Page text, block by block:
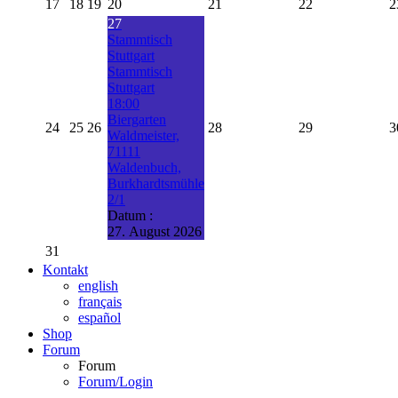
17 18 19 20 21 22
24 25 26
27
Stammtisch
Stuttgart
Stammtisch
Stuttgart
18:00
Biergarten
Waldmeister,
71111
Waldenbuch,
Burkhardtsmühle
2/1
Datum :
27. August 2026
28 29
31
Kontakt
english
français
español
Shop
Forum
Forum
Forum/Login